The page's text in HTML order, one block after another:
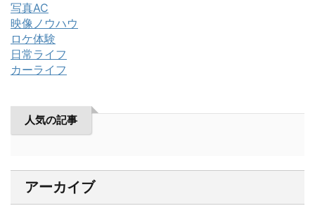
写真AC
映像ノウハウ
ロケ体験
日常ライフ
カーライフ
人気の記事
アーカイブ